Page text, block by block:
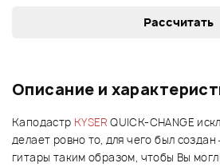
Описание и
Каподастр KYSER QUICK-CHANGE
делает ровно то, для чего был
гитары таким образом, чтобы Вы